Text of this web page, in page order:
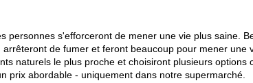
personnes s'efforceront de mener une vie plus saine.
de fumer et feront beaucoup pour mener
naturels le plus proche et choisiront plusieurs
prix abordable - uniquement dans notre supermarché.